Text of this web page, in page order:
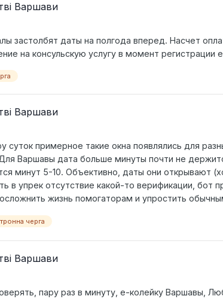
Варшави
застолбят даты на полгода вперед. Насчет
на консульскую услугу в момент регистрации
Варшави
суток примерное такие окна появлялись для
Для Варшавы дата больше минуты почти не
минут 5-10. Объективно, даты они открывают
в упрек отсутствие какой-то верификации, бот
жизнь помогаторам и упростить
черга
Варшави
пару раз в минуту, е-колейку Варшавы,